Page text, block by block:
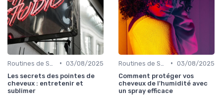
• 03/08/2025
Les secrets des pointes de
cheveux : entretenir et
sublimer
• 03/08/2025
Comment protéger vos
cheveux de l'humidité avec
un spray efficace